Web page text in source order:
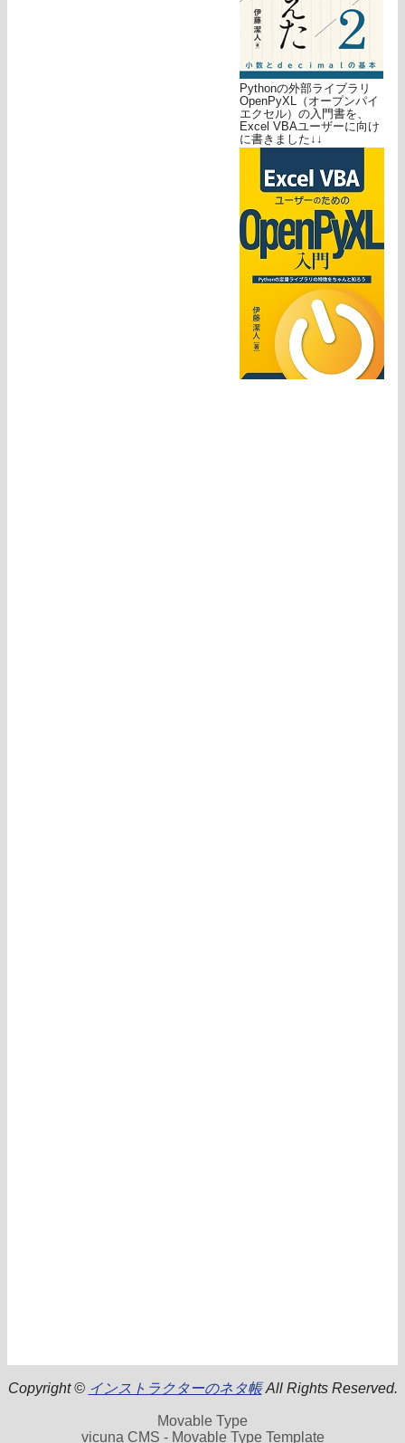
Pythonの外部ライブラリ
OpenPyXL（オープンパイ
エクセル）の入門書を、
Excel VBAユーザーに向け
に書きました↓↓
Copyright © インストラクターのネタ帳All Rights Reserved.
Movable Type
vicuna CMS - Movable Type Template